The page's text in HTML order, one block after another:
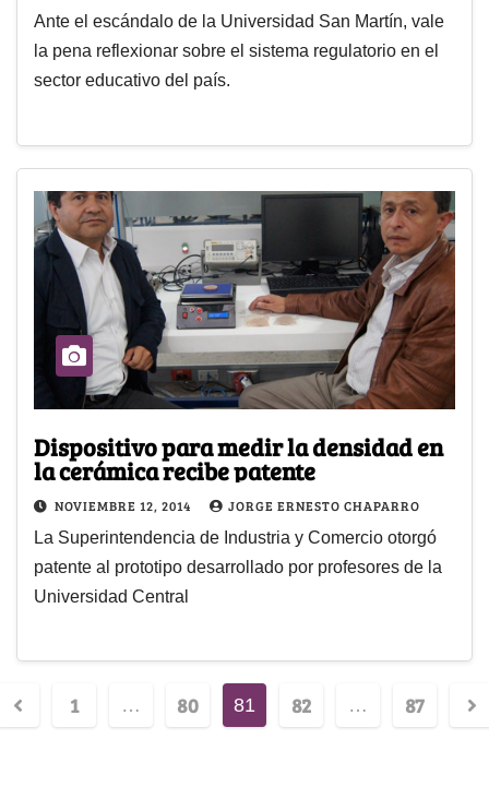
Ante el escándalo de la Universidad San Martín, vale
la pena reflexionar sobre el sistema regulatorio en el
sector educativo del país.
Dispositivo para medir la densidad en
la cerámica recibe patente
NOVIEMBRE 12, 2014 JORGE ERNESTO CHAPARRO
La Superintendencia de Industria y Comercio otorgó
patente al prototipo desarrollado por profesores de la
Universidad Central
1 … 80 81 82 … 87